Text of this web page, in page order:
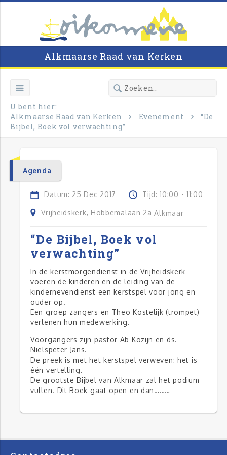
Alkmaarse Raad van Kerken
U bent hier:
Alkmaarse Raad van Kerken
Evenement
“De
Bijbel, Boek vol verwachting”
Agenda
Datum: 25 Dec 2017 Tijd: 10:00 - 11:00
Vrijheidskerk, Hobbemalaan 2a Alkmaar
“De Bijbel, Boek vol
verwachting”
In de kerstmorgendienst in de Vrijheidskerk
voeren de kinderen en de leiding van de
kindernevendienst een kerstspel voor jong en
ouder op.
Een groep zangers en Theo Kostelijk (trompet)
verlenen hun medewerking.
Voorgangers zijn pastor Ab Kozijn en ds.
Nielspeter Jans.
De preek is met het kerstspel verweven: het is
één vertelling.
De grootste Bijbel van Alkmaar zal het podium
vullen. Dit Boek gaat open en dan………